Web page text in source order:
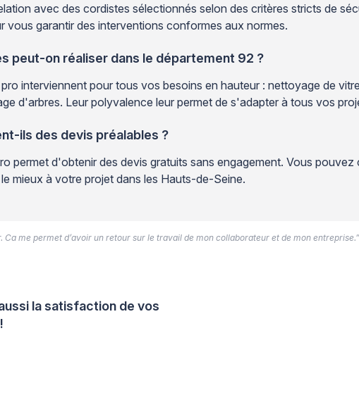
avec des cordistes sélectionnés selon des critères stricts de
garantir des interventions conformes aux normes.
peut-on réaliser dans le département 92 ?
interviennent pour tous vos besoins en hauteur : nettoyage de
d'arbres. Leur polyvalence leur permet de s'adapter à tous vos
ils des devis préalables ?
permet d'obtenir des devis gratuits sans engagement. Vous
mieux à votre projet dans les Hauts-de-Seine.
la satisfaction de vos
Ca me permet d’avoir un retour sur le travail de mon collaborateur et de mon entreprise.”